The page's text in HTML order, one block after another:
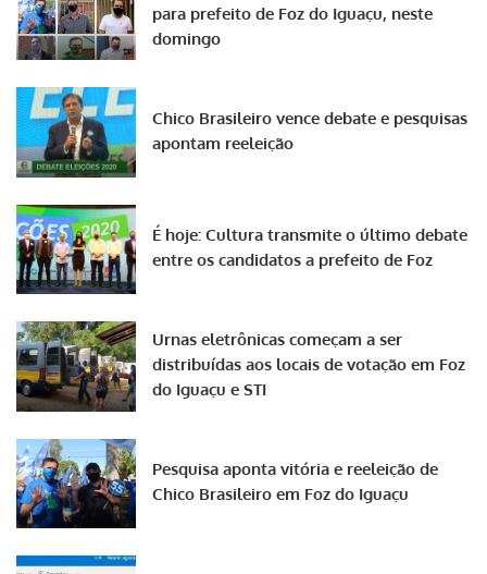
para prefeito de Foz do Iguaçu, neste
domingo
Chico Brasileiro vence debate e pesquisas
apontam reeleição
É hoje: Cultura transmite o último debate
entre os candidatos a prefeito de Foz
Urnas eletrônicas começam a ser
distribuídas aos locais de votação em Foz
do Iguaçu e STI
Pesquisa aponta vitória e reeleição de
Chico Brasileiro em Foz do Iguaçu